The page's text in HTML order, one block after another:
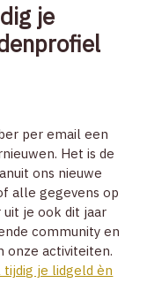
je
per email een
Het is de
ons nieuwe
alle gegevens op
je ook dit jaar
community en
onze activiteiten.
tijdig je lidgeld èn